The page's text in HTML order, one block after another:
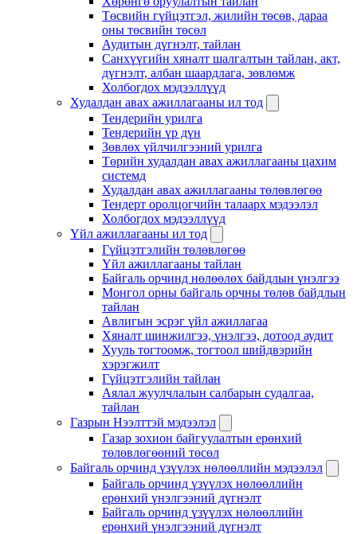
Төсвийн гүйцэтгэл, жилийн төсөв, дараа
оны төсвийн төсөл
Аудитын дүгнэлт, тайлан
Санхүүгийн хяналт шалгалтын тайлан, акт,
дүгнэлт, албан шаардлага, зөвлөмж
Холбогдох мэдээллүүд
Худалдан авах ажиллагааны ил тод
Тендерийн урилга
Тендерийн үр дүн
Зөвлөх үйлчилгээний урилга
Төрийн худалдан авах ажиллагааны цахим
системд
Худалдан авах ажиллагааны төлөвлөгөө
Тендерт оролцогчийн талаарх мэдээлэл
Холбогдох мэдээллүүд
Үйл ажиллагааны ил тод
Гүйцэтгэлийн төлөвлөгөө
Үйл ажиллагааны тайлан
Байгаль орчинд нөлөөлөх байдлын үнэлгээ
Монгол орны байгаль орчны төлөв байдлын
тайлан
Авлигын эсрэг үйл ажиллагаа
Хяналт шинжилгээ, үнэлгээ, дотоод аудит
Хууль тогтоомж, тогтоол шийдвэрийн
хэрэгжилт
Гүйцэтгэлийн тайлан
Аялал жуулчлалын салбарын судалгаа,
тайлан
Газрын Нээлттэй мэдээлэл
Газар зохион байгуулалтын ерөнхий
төлөвлөгөөний төсөл
Байгаль орчинд үзүүлэх нөлөөллийн мэдээлэл
Байгаль орчинд үзүүлэх нөлөөллийн
ерөнхий үнэлгээний дүгнэлт
Байгаль орчинд үзүүлэх нөлөөллийн
ерөнхий үнэлгээний дүгнэлт